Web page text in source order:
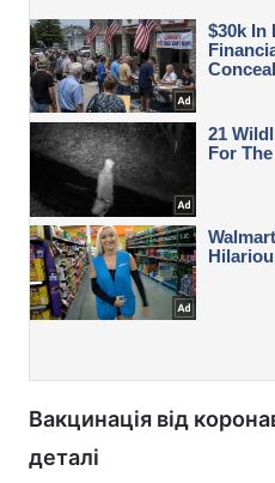
Вакцинація від
деталі